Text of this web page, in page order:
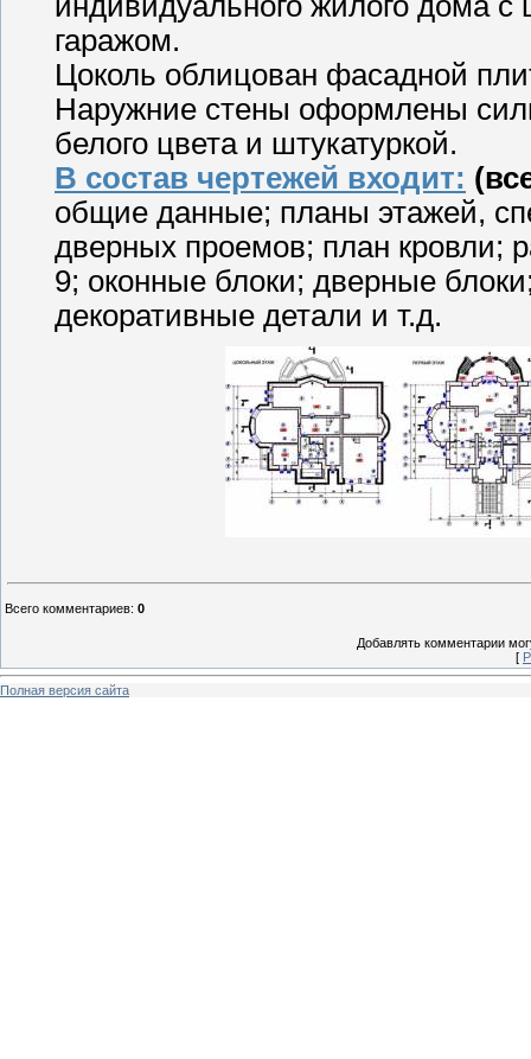
гаражом.
Цоколь облицован фасадной
Наружние стены оформлены
белого цвета и штукатуркой.
В состав чертежей входит:
общие данные; планы этажей,
дверных проемов; план кровли;
9; оконные блоки; дверные
декоративные детали и т.д.
Всего комментариев: 0
Добавлять комментарии
[
Полная версия сайта